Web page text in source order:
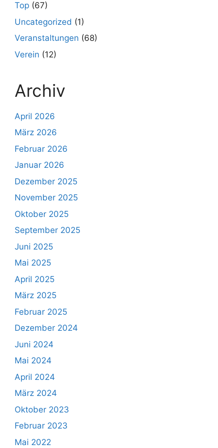
Top (67)
Uncategorized (1)
Veranstaltungen (68)
Verein (12)
Archiv
April 2026
März 2026
Februar 2026
Januar 2026
Dezember 2025
November 2025
Oktober 2025
September 2025
Juni 2025
Mai 2025
April 2025
März 2025
Februar 2025
Dezember 2024
Juni 2024
Mai 2024
April 2024
März 2024
Oktober 2023
Februar 2023
Mai 2022